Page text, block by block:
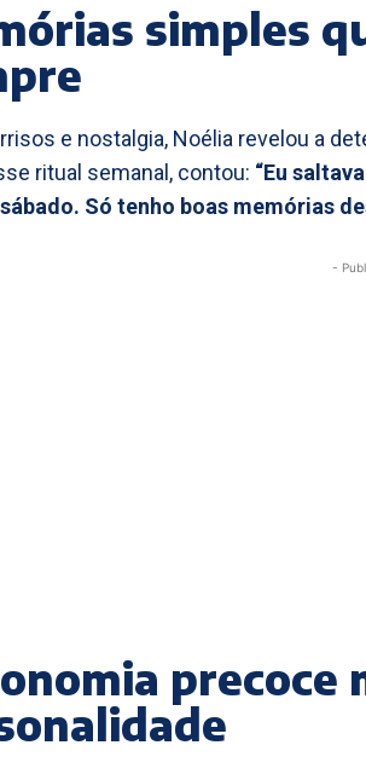
simples
e nostalgia, Noélia revelou a
ritual semanal, contou: “Eu
Só tenho boas memórias
-
precoce